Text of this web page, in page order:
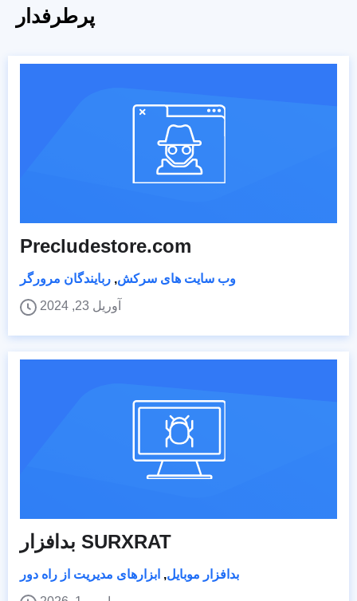
پرطرفدار
Precludestore.com
وب سایت های سرکش, ربایندگان مرورگر
آوریل 23, 2024
بدافزار SURXRAT
بدافزار موبایل, ابزارهای مدیریت از راه دور